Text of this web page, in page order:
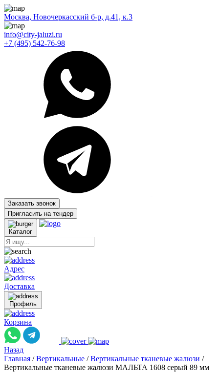
Москва, Новочеркасский б-р, д.41, к.3
info@city-jaluzi.ru
+7 (495) 542-76-98
Заказать звонок
Пригласить на тендер
Каталог
Адрес
Доставка
Профиль
Корзина
Назад
Главная / Вертикальные / Вертикальные тканевые жалюзи /
Вертикальные тканевые жалюзи МАЛЬТА 1608 серый 89 мм